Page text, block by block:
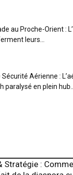
au Proche-Orient :
leurs...
Aérienne :
paralysé en plein hub...
Stratégie :